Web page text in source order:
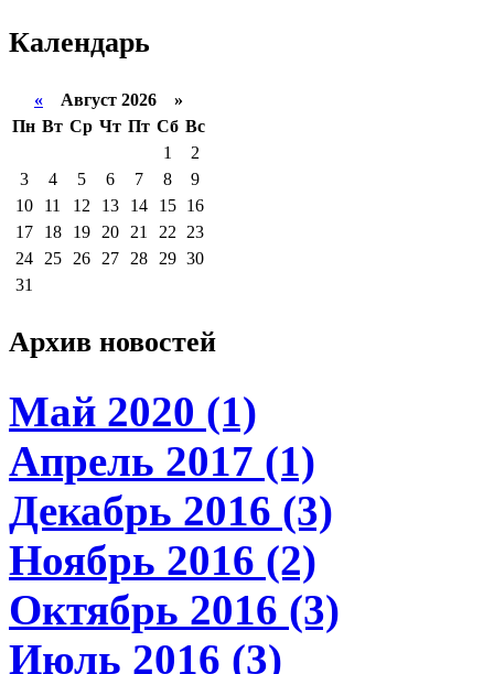
Календарь
« Август 2026 »
Пн Вт Ср Чт Пт Сб Вс
1
2
3
4 5 6 7 8
9
10
11 12 13 14 15 16
17
18 19 20 21 22
23
24
25 26 27 28 29 30
31
Архив новостей
Май 2020 (1)
Апрель 2017 (1)
Декабрь 2016 (3)
Ноябрь 2016 (2)
Октябрь 2016 (3)
Июль 2016 (3)